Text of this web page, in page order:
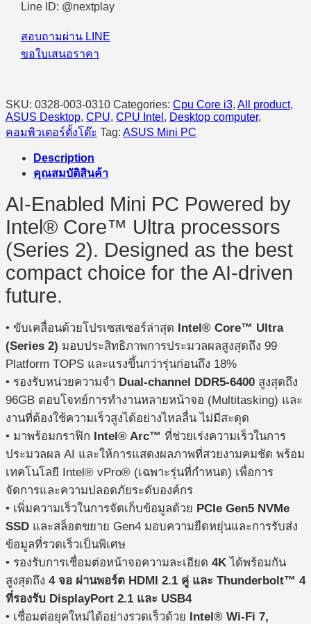
BNUC15CRLI3053A1
1315U/8GB/512GB
SSD/Intel
UHD/Windows
Line ID: @nextplay
สอบถามผ่าน LINE
ขอใบเสนอราคา
SKU: 0328-003-0310 Categories: Cpu Core i3, All product,
ASUS Desktop, CPU, CPU Intel , Desktop computer,
คอมพิวเตอร์ตั้งโต๊ะ Tag: ASUS Mini PC
Description
คุณสมบัติสินค้า
AI-Enabled Mini PC Powered by
Intel® Core™ Ultra processors
(Series 2). Designed as the best
compact choice for the AI-driven
future.
• ขับเคลื่อนด้วยโปรเซสเซอร์ล่าสุด Intel® Core™ Ultra
(Series 2) มอบประสิทธิภาพการประมวลผลสูงสุดถึง 99
Platform TOPS และแรงขึ้นกว่ารุ่นก่อนถึง 18%
• รองรับหน่วยความจำ Dual-channel DDR5-6400 สูงสุดถึง
96GB ตอบโจทย์การทำงานหลายหน้าจอ (Multitasking) และ
งานที่ต้องใช้ความเร็วสูงได้อย่างไหลลื่น ไม่มีสะดุด
• มาพร้อมกราฟิก Intel® Arc™ ที่ช่วยเร่งความเร็วในการ
ประมวลผล AI และให้การแสดงผลภาพที่สวยงามคมชัด พร้อม
เทคโนโลยี Intel® vPro® (เฉพาะรุ่นที่กำหนด) เพื่อการ
จัดการและความปลอดภัยระดับองค์กร
• เพิ่มความเร็วในการจัดเก็บข้อมูลด้วย PCIe Gen5 NVMe
SSD และสล็อตขยาย Gen4 มอบความยืดหยุ่นและการรับส่ง
ข้อมูลที่รวดเร็วเป็นพิเศษ
• รองรับการเชื่อมต่อหน้าจอความละเอียด 4K ได้พร้อมกัน
สูงสุดถึง 4 จอ ผ่านพอร์ต HDMI 2.1 คู่ และ Thunderbolt™ 4
ที่รองรับ DisplayPort 2.1 และ USB4
• เชื่อมต่อยุคใหม่ได้อย่างรวดเร็วด้วย Intel® Wi-Fi 7,